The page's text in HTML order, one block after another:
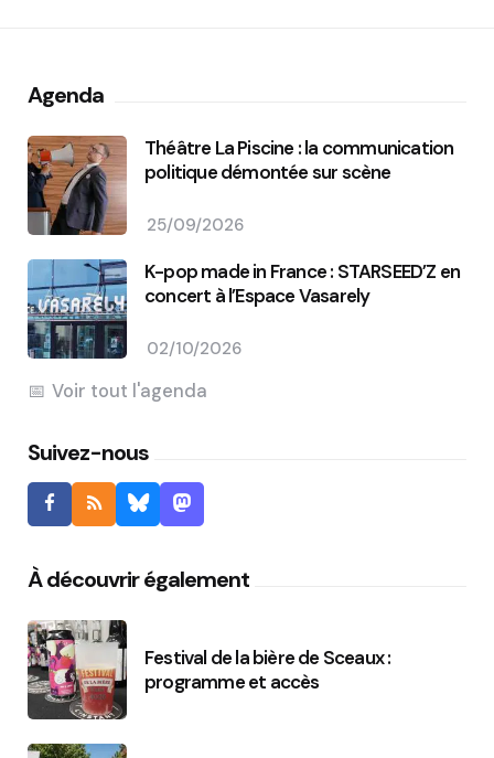
Agenda
Théâtre La Piscine : la communication
politique démontée sur scène
25/09/2026
K-pop made in France : STARSEED’Z en
concert à l’Espace Vasarely
02/10/2026
Voir tout l'agenda
Suivez-nous
À découvrir également
Festival de la bière de Sceaux :
programme et accès